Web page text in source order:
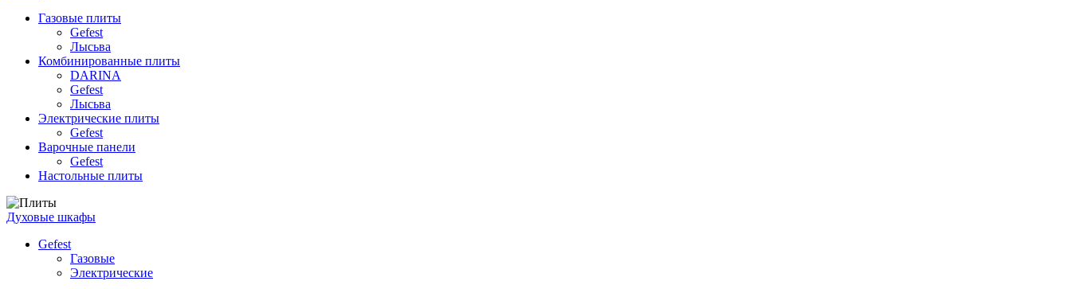
Газовые плиты
Gefest
Лысьва
Комбинированные плиты
DARINA
Gefest
Лысьва
Электрические плиты
Gefest
Варочные панели
Gefest
Настольные плиты
Духовые шкафы
Gefest
Газовые
Электрические